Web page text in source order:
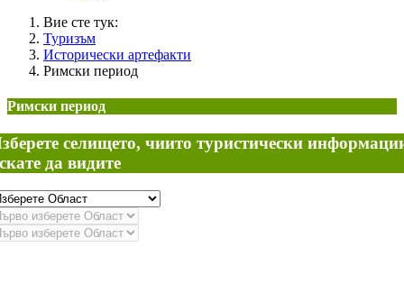
Вие сте тук:
Туризъм
Исторически артефакти
Римски период
Римски период
селището, чиито туристически
да видите